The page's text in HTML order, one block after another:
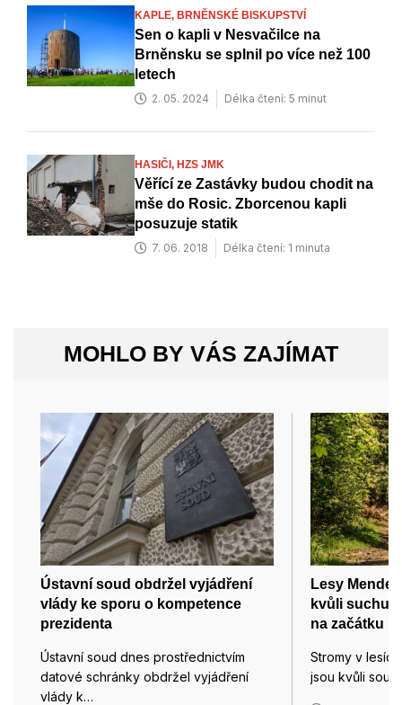
KAPLE, BRNĚNSKÉ BISKUPSTVÍ
Sen o kapli v Nesvačilce na
Brněnsku se splnil po více než 100
letech
2. 05. 2024 Délka čtení: 5 minut
HASIČI, HZS JMK
Věřící ze Zastávky budou chodit na
mše do Rosic. Zborcenou kapli
posuzuje statik
7. 06. 2018 Délka čtení: 1 minuta
MOHLO BY VÁS ZAJÍMAT
Ústavní soud obdržel vyjádření
vlády ke sporu o kompetence
prezidenta
Ústavní soud dnes prostřednictvím
datové schránky obdržel vyjádření
vlády k…
Lesy
kvůli suchu
na začátku
Stromy v
jsou kvůli